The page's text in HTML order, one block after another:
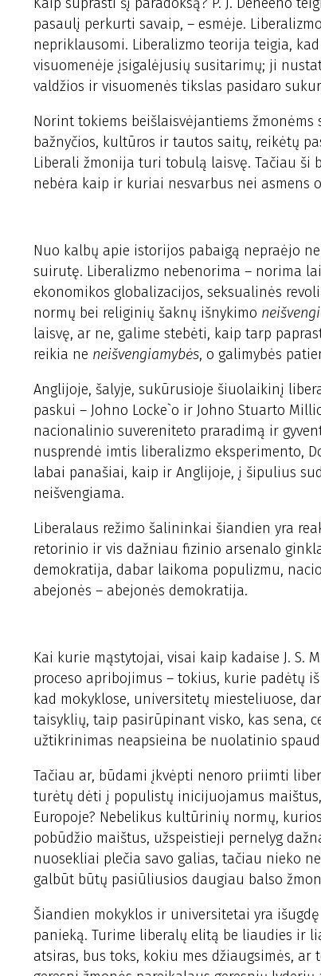
pasaulį perkurti savaip, – esmėje.
nepriklausomi. Liberalizmo teorija teigia,
visuomenėje įsigalėjusių susitarimų; ji
valdžios ir visuomenės tikslas pasidaro
Norint tokiems beišlaisvėjantiems
bažnyčios, kultūros ir tautos saitų, reikėtų
Liberali žmonija turi tobulą laisvę. Tačiau ši
nebėra kaip ir kuriai nesvarbus nei asmens
Nuo kalbų apie istorijos pabaigą nepraėjo
suirutę. Liberalizmo nebenorima – norima
ekonomikos globalizacijos, seksualinės
normų bei religinių šaknų išnykimo
laisvę, ar ne, galime stebėti, kaip tarp
reikia ne neišvengiamybės, o galimybės
Anglijoje, šalyje, sukūrusioje šiuolaikinį
paskui – Johno Locke`o ir Johno Stuarto
nacionalinio suvereniteto praradimą ir
nusprendė imtis liberalizmo eksperimento,
labai panašiai, kaip ir Anglijoje, į šipulius
neišvengiama.
Liberalaus režimo šalininkai šiandien yra
retorinio ir vis dažniau fizinio arsenalo
demokratija, dabar laikoma populizmu,
abejonės – abejonės demokratija.
Kai kurie mąstytojai, visai kaip kadaise J.
proceso apribojimus – tokius, kurie padėtų
kad mokyklose, universitetų miesteliuose,
taisyklių, taip pasirūpinant visko, kas sena,
užtikrinimas neapsieina be nuolatinio
Tačiau ar, būdami įkvėpti nenoro priimti
turėtų dėti į populistų inicijuojamus
Europoje? Nebelikus kultūrinių normų,
pobūdžio maištus, užspeistieji pernelyg
nuosekliai plečia savo galias, tačiau nieko
galbūt būtų pasiūliusios daugiau balso
Šiandien mokyklos ir universitetai yra
panieką. Turime liberalų elitą be liaudies ir
atsiras, bus toks, kokiu mes džiaugsimės,